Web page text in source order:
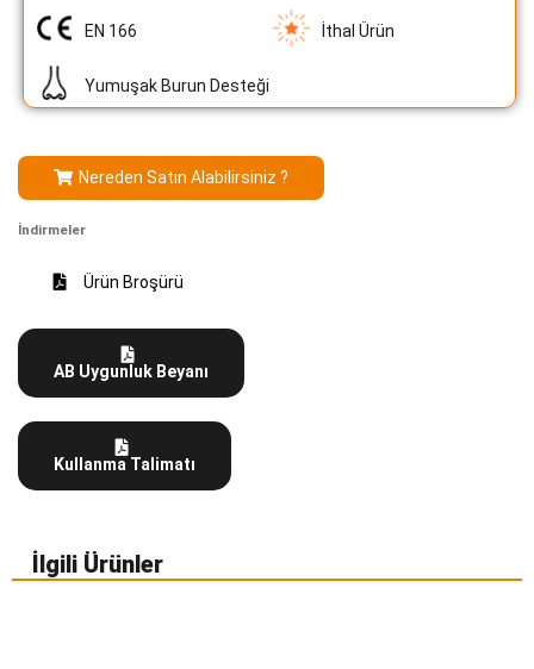
EN 166 İthal Ürün
Yumuşak Burun Desteği
Nereden Satın Alabilirsiniz ?
İndirmeler
Ürün Broşürü
AB Uygunluk Beyanı
Kullanma Talimatı
İlgili Ürünler